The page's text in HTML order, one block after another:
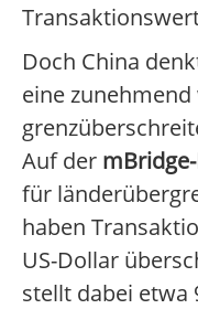
Doch China
eine
Auf der
für
haben
US-Dollar
stellt dabei etwa